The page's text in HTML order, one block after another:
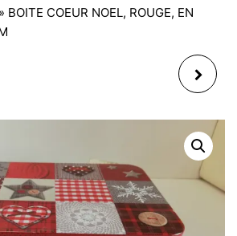
» BOITE COEUR NOEL, ROUGE, EN
ROUGE
2ASS.
DORE